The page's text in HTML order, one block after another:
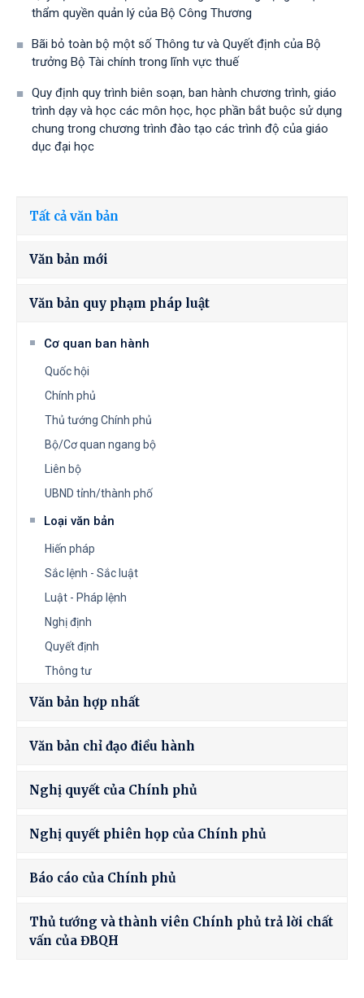
thẩm quyền quản lý của Bộ Công Thương
Bãi bỏ toàn bộ một số Thông tư và Quyết định của Bộ
trưởng Bộ Tài chính trong lĩnh vực thuế
Quy định quy trình biên soạn, ban hành chương trình, giáo
trình dạy và học các môn học, học phần bắt buộc sử dụng
chung trong chương trình đào tạo các trình độ của giáo
dục đại học
Tất cả văn bản
Văn bản mới
Văn bản quy phạm pháp luật
Cơ quan ban hành
Quốc hội
Chính phủ
Thủ tướng Chính phủ
Bộ/Cơ quan ngang bộ
Liên bộ
UBND tỉnh/thành phố
Loại văn bản
Hiến pháp
Sắc lệnh - Sắc luật
Luật - Pháp lệnh
Nghị định
Quyết định
Thông tư
Văn bản hợp nhất
Văn bản chỉ đạo điều hành
Nghị quyết của Chính phủ
Nghị quyết phiên họp của Chính phủ
Báo cáo của Chính phủ
Thủ tướng và thành viên Chính phủ trả lời chất
vấn của ĐBQH